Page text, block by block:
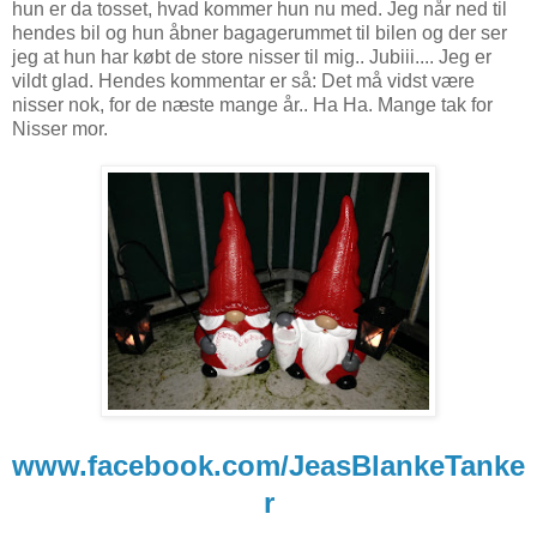
hun er da tosset, hvad kommer hun nu med. Jeg når ned til
hendes bil og hun åbner bagagerummet til bilen og der ser
jeg at hun har købt de store nisser til mig.. Jubiii.... Jeg er
vildt glad. Hendes kommentar er så: Det må vidst være
nisser nok, for de næste mange år.. Ha Ha. Mange tak for
Nisser mor.
www.facebook.com/JeasBlankeTanke
r